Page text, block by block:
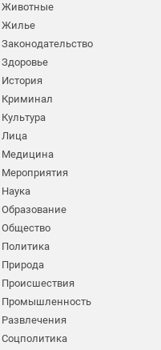
Животные
Жилье
Законодательство
Здоровье
История
Криминал
Культура
Лица
Медицина
Мероприятия
Наука
Образование
Общество
Политика
Природа
Происшествия
Промышленность
Развлечения
Соцполитика